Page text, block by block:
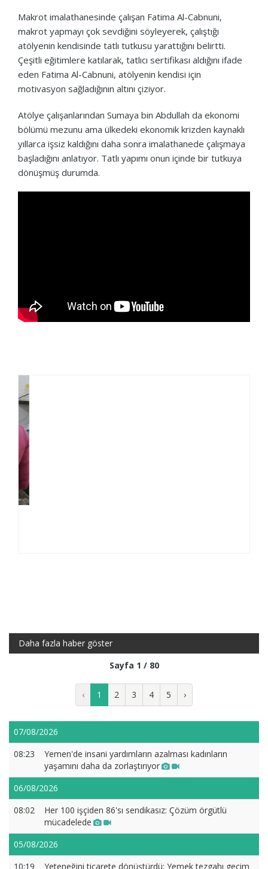
Makrot imalathanesinde çalışan Fatima Al-Cabnuni,
makrot yapmayı çok sevdiğini söyleyerek, çalıştığı
atölyenin kendisinde tatlı tutkusu yarattığını belirtti.
Çeşitli eğitimlere katılarak, tatlıcı sertifikası aldığını ifade
eden Fatima Al-Cabnuni, atölyenin kendisi için
motivasyon sağladığının altını çiziyor.
Atölye çalışanlarından Sumaya bin Abdullah da ekonomi
bölümü mezunu ama ülkedeki ekonomik krizden kaynaklı
yıllarca işsiz kaldığını daha sonra imalathanede çalışmaya
başladığını anlatıyor. Tatlı yapımı onun içinde bir tutkuya
dönüşmüş durumda.
Daha fazla haber göster
Sayfa 1 / 80
‹ 1 2 3 4 5 ›
07/08/2026
08:23
Yemen'de insani yardımların azalması kadınların
yaşamını daha da zorlaştırıyor
06/08/2026
08:02
Her 100 işçiden 86'sı sendikasız: Çözüm örgütlü
mücadelede
05/08/2026
10:19
Yeteneğini ticarete dönüştürdü: Yemek tezgahı geçim